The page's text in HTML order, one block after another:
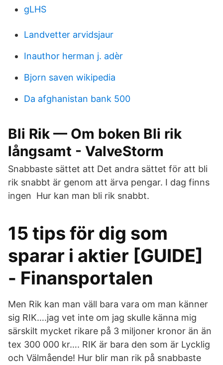
gLHS
Landvetter arvidsjaur
Inauthor herman j. adèr
Bjorn saven wikipedia
Da afghanistan bank 500
Bli Rik — Om boken Bli rik
långsamt - ValveStorm
Snabbaste sättet att Det andra sättet för att bli
rik snabbt är genom att ärva pengar. I dag finns
ingen Hur kan man bli rik snabbt.
15 tips för dig som
sparar i aktier [GUIDE]
- Finansportalen
Men Rik kan man väll bara vara om man känner
sig RIK….jag vet inte om jag skulle känna mig
särskilt mycket rikare på 3 miljoner kronor än än
tex 300 000 kr…. RIK är bara den som är Lycklig
och Välmående! Hur blir man rik på snabbaste